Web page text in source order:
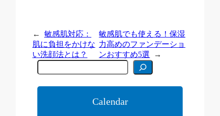
←
敏感肌対応：
肌に負担をかけな
い洗顔法とは？
敏感肌でも使える！保湿
力高めのファンデーショ
ンおすすめ5選
→
C
e
c
Calendar